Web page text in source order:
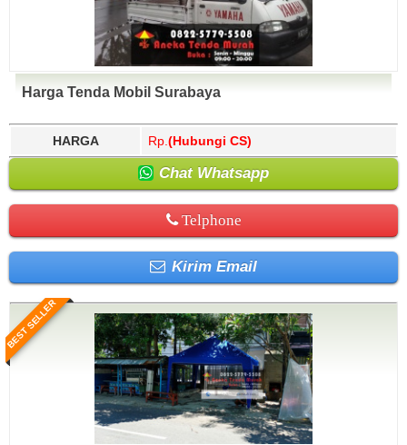
Harga Tenda Mobil Surabaya
HARGA Rp. (Hubungi CS)
Chat Whatsapp
Telphone
Kirim Email
BEST SELLER